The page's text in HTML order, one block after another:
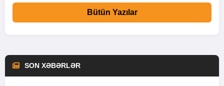
Bütün Yazılar
SON XƏBƏRLƏR